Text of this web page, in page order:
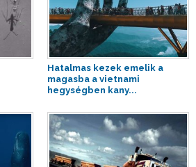
Hatalmas kezek emelik a
magasba a vietnami
hegységben kany...